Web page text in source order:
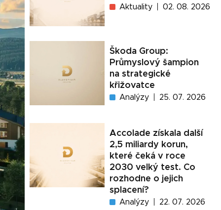
Aktuality 02. 08. 2026
Škoda Group:
Průmyslový šampion
na strategické
křižovatce
Analýzy 25. 07. 2026
Accolade získala další
2,5 miliardy korun,
které čeká v roce
2030 velký test. Co
rozhodne o jejich
splacení?
Analýzy 22. 07. 2026